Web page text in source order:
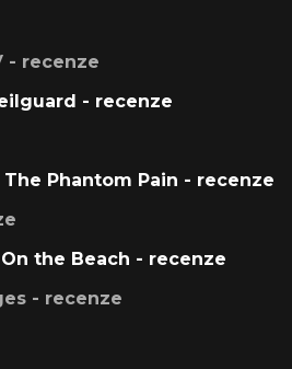
- recenze
- recenze
Phantom Pain - recenze
the Beach - recenze
- recenze